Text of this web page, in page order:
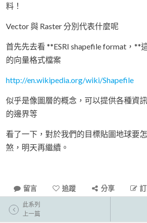
料！
Vector 與 Raster 分別代表什麼呢
首先先去看 **ESRI shapefile format，**
的向量格式檔案
http://en.wikipedia.org/wiki/Shapefile
似乎是像圖層的概念，可以提供各種資
的邊界等
看了一下，對於我們的目標貼圖地球要
煞，明天再繼續。
留言 追蹤 分享
此系列
上一篇